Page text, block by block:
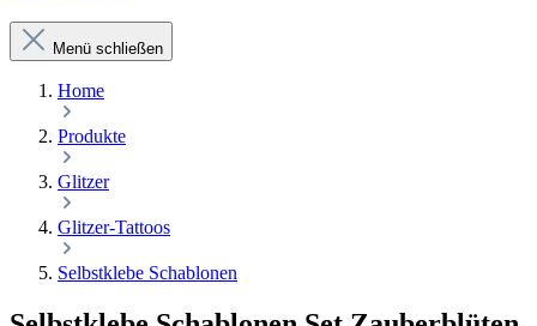
Menü schließen
Home
Produkte
Glitzer
Glitzer-Tattoos
Selbstklebe Schablonen